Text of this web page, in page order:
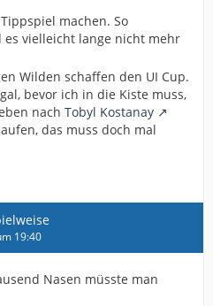
machen. So
vielleicht lange nicht mehr
Wilden schaffen den UI Cup.
bevor ich in die Kiste muss,
nach Tobyl Kostanay
das muss doch mal
19:40
Nasen müsste man